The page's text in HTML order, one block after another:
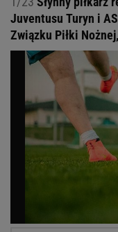
Juventusu Turyn i
Związku Piłki